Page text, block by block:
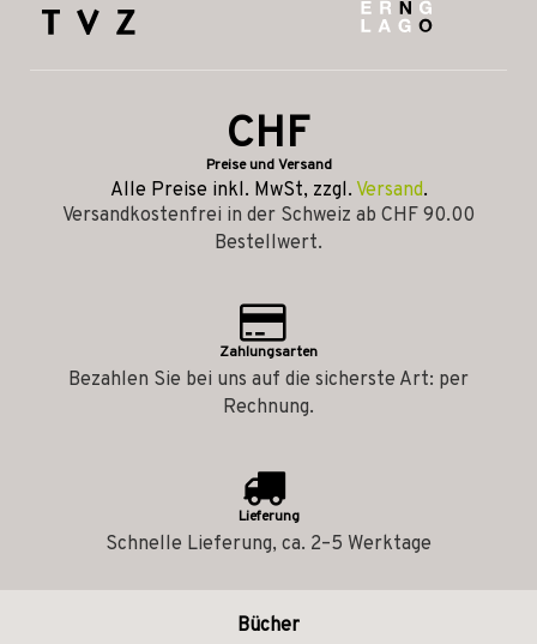
CHF
Preise und Versand
Alle Preise inkl. MwSt, zzgl. Versand.
Versandkostenfrei in der Schweiz ab CHF 90.00
Bestellwert.
Zahlungsarten
Bezahlen Sie bei uns auf die sicherste Art: per
Rechnung.
Lieferung
Schnelle Lieferung, ca. 2–5 Werktage
Bücher